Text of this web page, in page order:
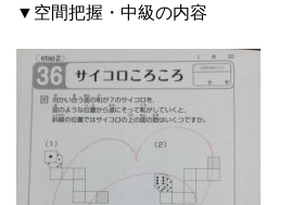
▼空間把握・中級の内容